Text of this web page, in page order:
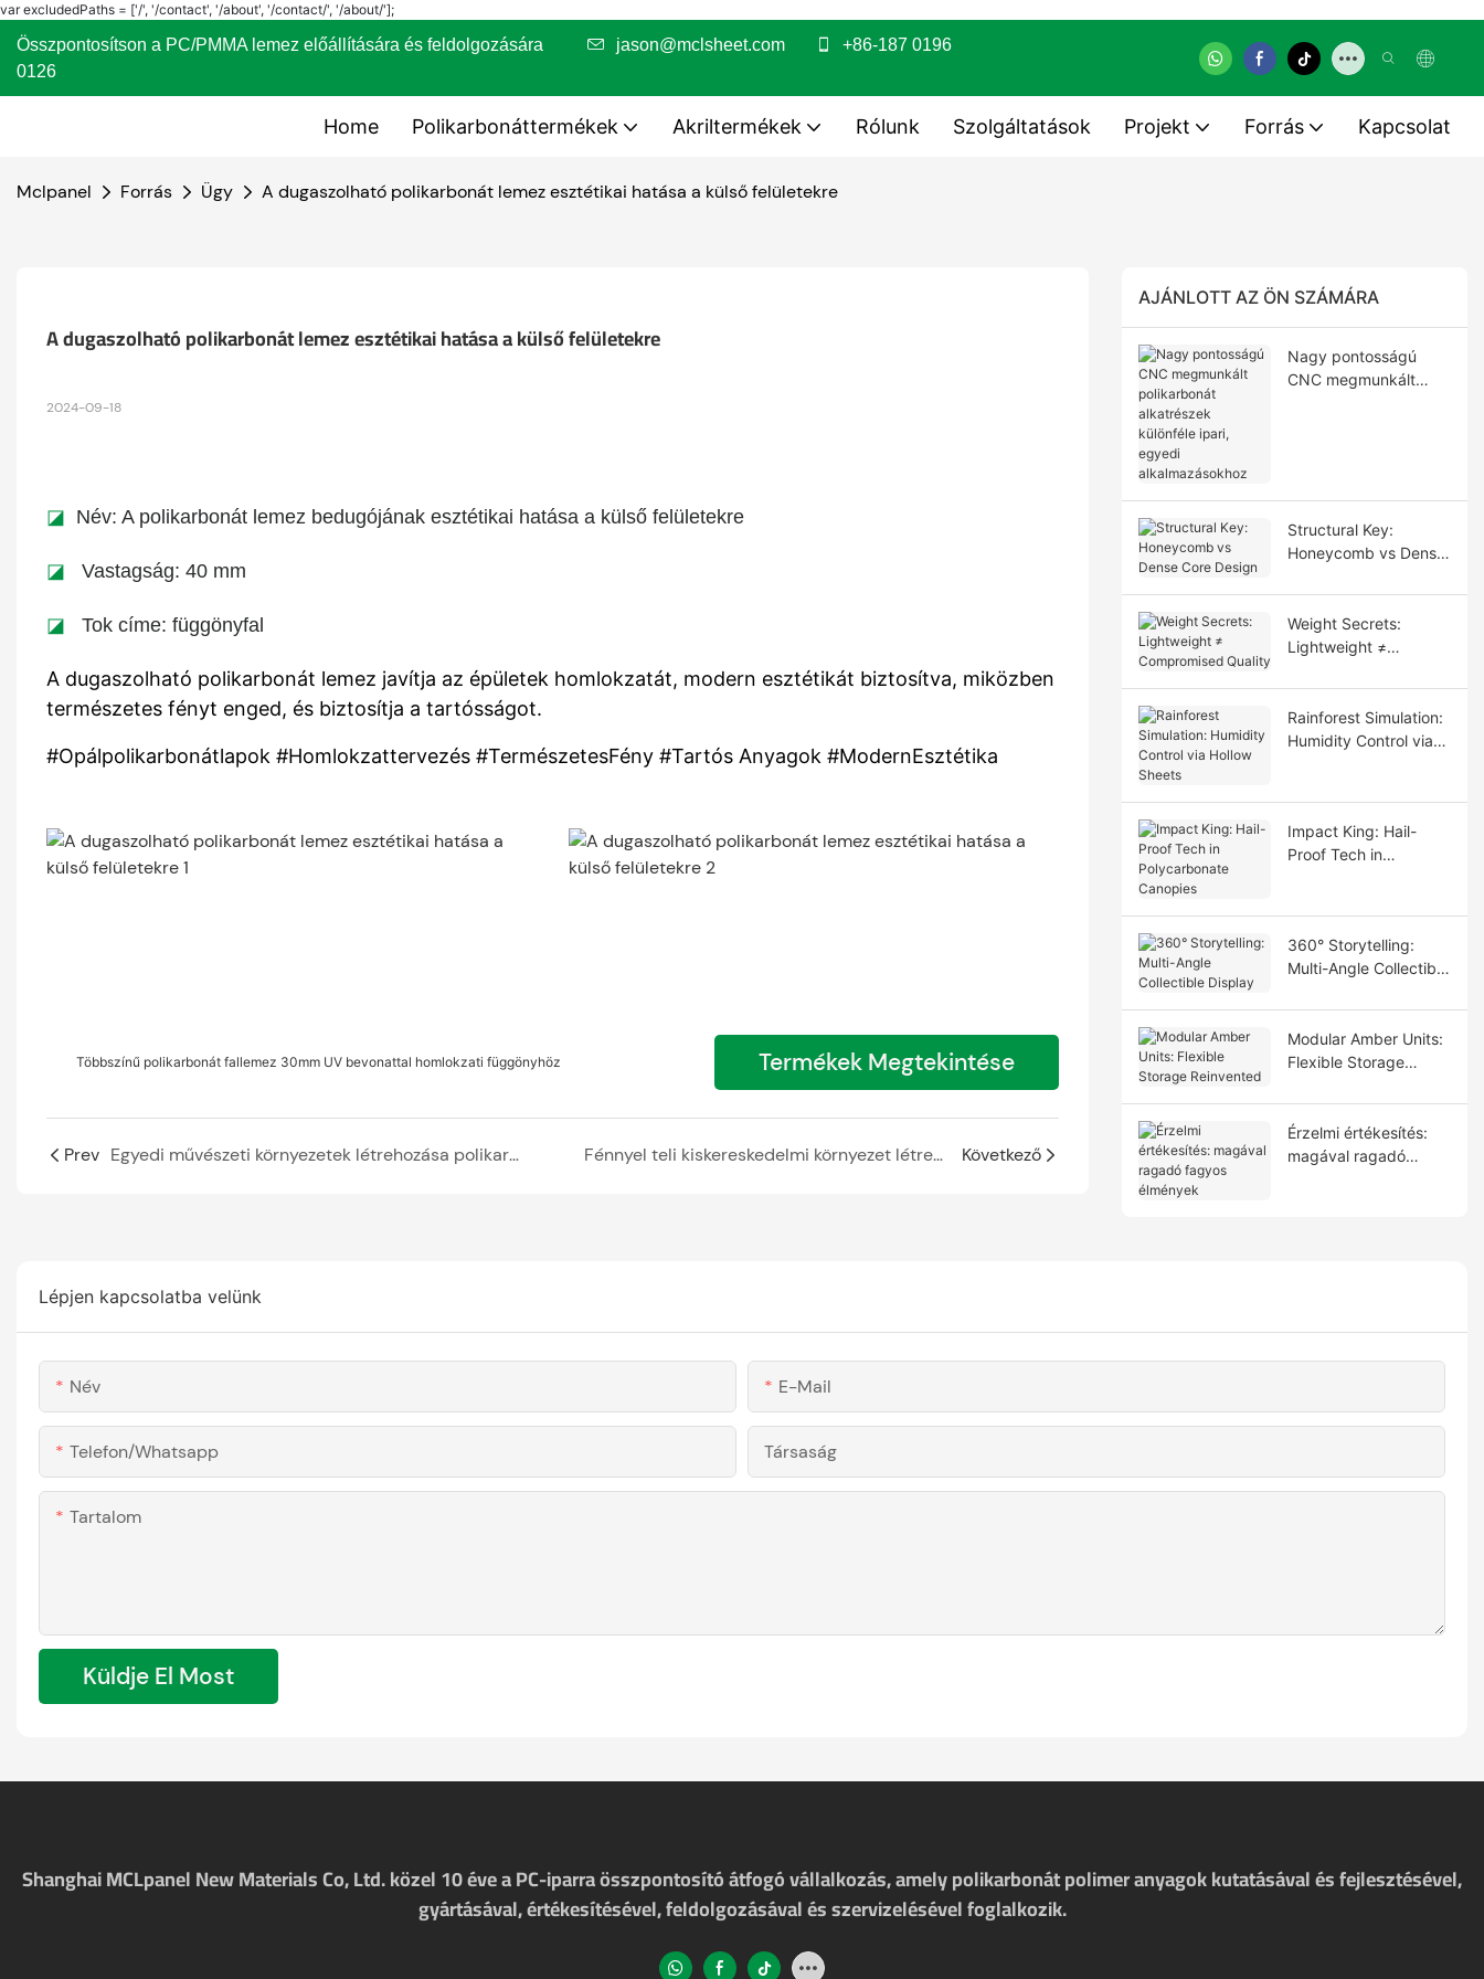
var excludedPaths = ['/', '/contact', '/about', '/contact/', '/about/'];
Összpontosítson a PC/PMMA lemez előállítására és feldolgozására jason@mclsheet.com
+86-187 0196
0126
Home Polikarbonáttermékek Akriltermékek Rólunk Szolgáltatások Projekt Forrás Kapcsolat
Mclpanel Forrás Ügy A dugaszolható polikarbonát lemez esztétikai hatása a külső felületekre
A dugaszolható polikarbonát lemez esztétikai hatása a külső felületekre
2024-09-18
◪ Név: A polikarbonát lemez bedugójának esztétikai hatása a külső felületekre
◪ Vastagság: 40 mm
◪ Tok címe: függönyfal
A dugaszolható polikarbonát lemez javítja az épületek homlokzatát, modern esztétikát biztosítva, miközben
természetes fényt enged, és biztosítja a tartósságot.
#Opálpolikarbonátlapok #Homlokzattervezés #TermészetesFény #Tartós Anyagok #ModernEsztétika
Többszínű polikarbonát fallemez 30mm UV bevonattal homlokzati függönyhöz Termékek Megtekintése
Prev Egyedi művészeti környezetek létrehozása polikarbonát lemezzel Fénnyel teli kiskereskedelmi környezet létrehozása üreges polikarbonát lemezzel Következő
AJÁNLOTT AZ ÖN SZÁMÁRA
Nagy pontosságú
CNC megmunkált
Structural Key:
Honeycomb vs Dense
Weight Secrets:
Lightweight ≠
Rainforest Simulation:
Humidity Control via
Impact King: Hail-
Proof Tech in
360° Storytelling:
Multi-Angle Collectible
Modular Amber Units:
Flexible Storage
Érzelmi értékesítés:
magával ragadó
Lépjen kapcsolatba velünk
Név E-Mail
Telefon/whatsapp Társaság
Tartalom
Küldje El Most
Shanghai MCLpanel New Materials Co, Ltd. közel 10 éve a PC-iparra összpontosító átfogó vállalkozás, amely polikarbonát polimer anyagok kutatásával és fejlesztésével,
gyártásával, értékesítésével, feldolgozásával és szervizelésével foglalkozik.